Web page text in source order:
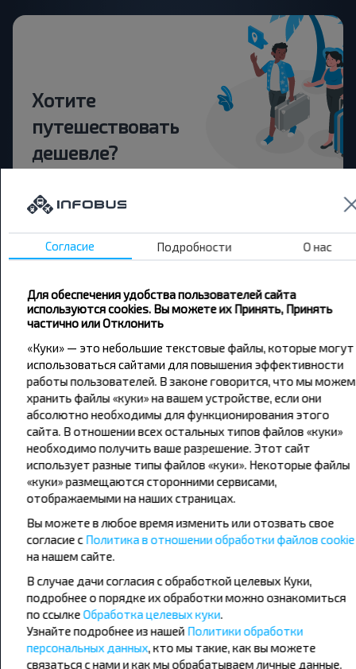
Хотите
путешествовать
дешевле?
другие интересные предложения INFOBUS.
путешествуй с нами дешевле!
Подписаться
Популярные автобусные
направления
Орша - Могилёв
Минск - Несвиж
Минск - Могилёв
Минск - Брест
Минск - Гомель
Минск - Бобруйск
Минск - Барановичи
Гомель - Минск
Брест - Тересполь
Брест - Беловежская Пуща
Варшава - Минск
Санкт-Петербург - Минск
Вильнюс - Минск
Полоцк - Рига
Москва - Брест
Москва - Барановичи
Брест - Люблин
Брест - Варшава
Согласие Подробности О нас
Для обеспечения удобства пользователей сайта
используются cookies. Вы можете их Принять, Принять
частично или Отклонить
«Куки» — это небольшие текстовые файлы, которые могут
использоваться сайтами для повышения эффективности
работы пользователей. В законе говорится, что мы можем
хранить файлы «куки» на вашем устройстве, если они
абсолютно необходимы для функционирования этого
сайта. В отношении всех остальных типов файлов «куки»
необходимо получить ваше разрешение. Этот сайт
использует разные типы файлов «куки». Некоторые файлы
«куки» размещаются сторонними сервисами,
отображаемыми на наших страницах.
Вы можете в любое время изменить или отозвать свое
согласие сПолитика в отношении обработки файлов cookie
на нашем сайте.
В случае дачи согласия с обработкой целевых Куки,
подробнее о порядке их обработки можно ознакомиться
по ссылкеОбработка целевых куки.
Узнайте подробнее из нашей Политики обработки
персональных данных, кто мы такие, как вы можете
связаться с нами и как мы обрабатываем личные данные.